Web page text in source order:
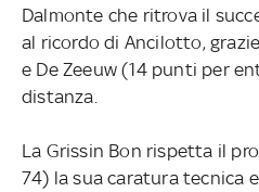
Dalmonte che ritrova il
al ricordo di Ancilotto,
e De Zeeuw (14 punti per
distanza.
La Grissin Bon rispetta il
74) la sua caratura tecnica